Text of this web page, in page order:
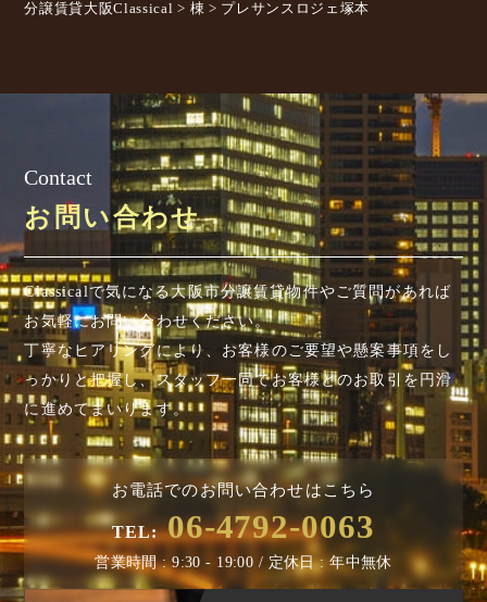
分譲賃貸大阪Classical > 棟 > プレサンスロジェ塚本
Contact
お問い合わせ
Classicalで気になる大阪市分譲賃貸物件やご質問があれば
お気軽にお問い合わせください。
丁寧なヒアリングにより、お客様のご要望や懸案事項を し
っかりと把握し、スタッフ一同でお客様とのお取引を円滑
に進めてまいります。
お電話でのお問い合わせはこちら
TEL: 06-4792-0063
営業時間 : 9:30 - 19:00 / 定休日 : 年中無休